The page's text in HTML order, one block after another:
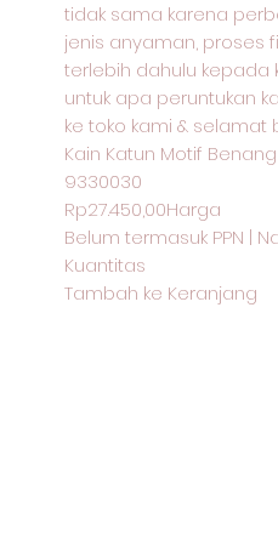
tidak sama karena
jenis anyaman, proses
terlebih dahulu kepada
untuk apa peruntukan
ke toko kami & selamat
Kain Katun Motif
9330030
Rp27.450,00Harga
Belum termasuk PPN |
Kuantitas
Tambah ke Keranjang